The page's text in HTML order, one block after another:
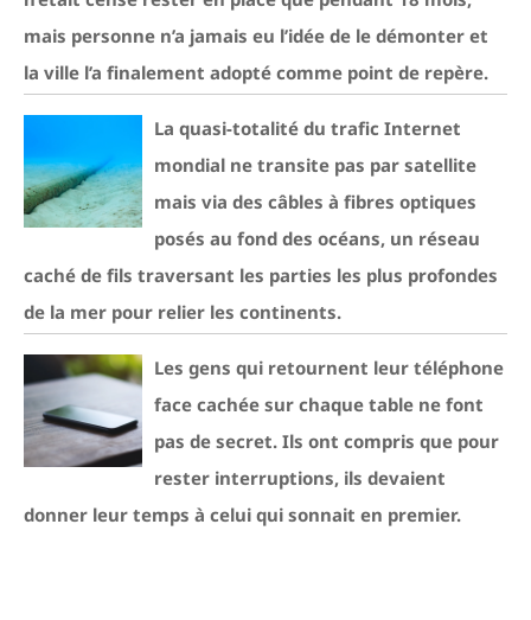
mais personne n’a jamais eu l’idée de le démonter et
la ville l’a finalement adopté comme point de repère.
La quasi-totalité du trafic Internet
mondial ne transite pas par satellite
mais via des câbles à fibres optiques
posés au fond des océans, un réseau
caché de fils traversant les parties les plus profondes
de la mer pour relier les continents.
Les gens qui retournent leur téléphone
face cachée sur chaque table ne font
pas de secret. Ils ont compris que pour
rester interruptions, ils devaient
donner leur temps à celui qui sonnait en premier.